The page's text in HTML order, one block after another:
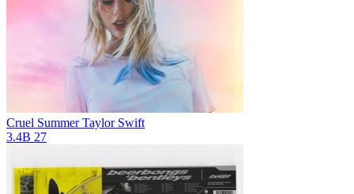
Cruel Summer Taylor Swift
3.4B 27